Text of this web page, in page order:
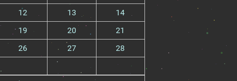
12 13
14
19 20
21
26 27
28